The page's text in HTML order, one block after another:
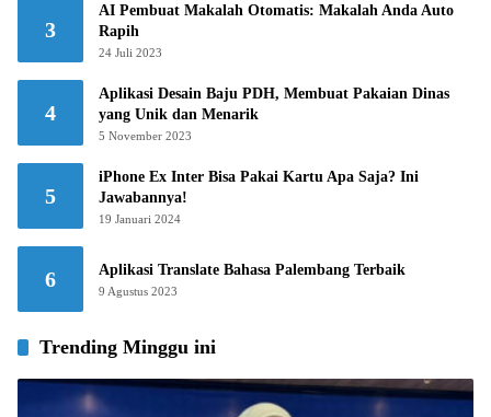
3
AI Pembuat Makalah Otomatis: Makalah Anda Auto
Rapih
24 Juli 2023
4
Aplikasi Desain Baju PDH, Membuat Pakaian Dinas
yang Unik dan Menarik
5 November 2023
5
iPhone Ex Inter Bisa Pakai Kartu Apa Saja? Ini
Jawabannya!
19 Januari 2024
6 Aplikasi Translate Bahasa Palembang Terbaik
9 Agustus 2023
Trending Minggu ini